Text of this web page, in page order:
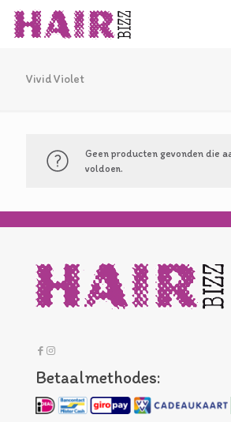
Vivid Violet
Geen producten gevonden die
voldoen.
Betaalmethodes: